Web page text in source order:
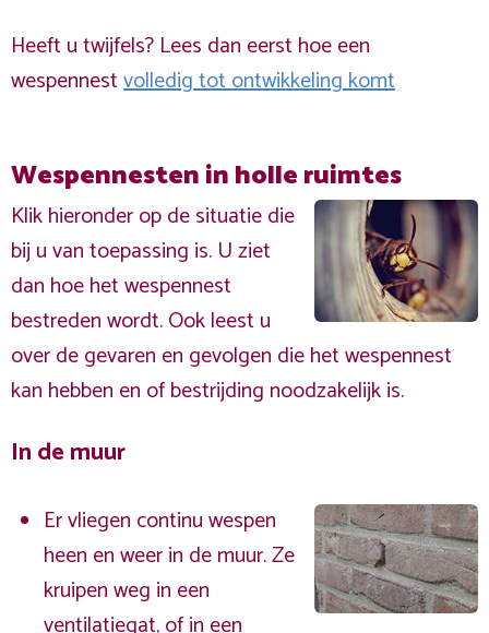
Heeft u twijfels? Lees dan eerst hoe een
wespennestvolledig tot ontwikkeling komt
Wespennesten in holle ruimtes
Klik hieronder op de situatie die
bij u van toepassing is. U ziet
dan hoe het wespennest
bestreden wordt. Ook leest u
over de gevaren en gevolgen die het wespennest
kan hebben en of bestrijding noodzakelijk is.
In de muur
Er vliegen continu wespen
heen en weer in de muur. Ze
kruipen weg in een